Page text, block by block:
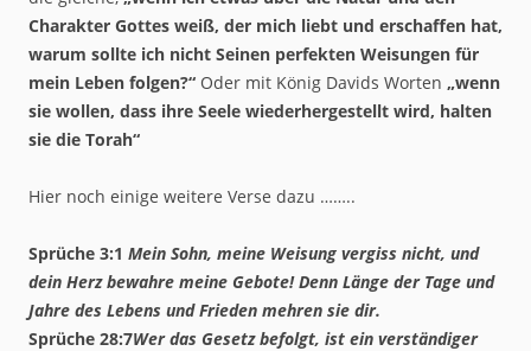
Charakter Gottes weiß, der mich liebt und erschaffen hat,
warum sollte ich nicht Seinen perfekten Weisungen für
mein Leben folgen?“ Oder mit König Davids Worten „wenn
sie wollen, dass ihre Seele wiederhergestellt wird, halten
sie die Torah“
Hier noch einige weitere Verse dazu ……..
Sprüche 3:1 Mein Sohn, meine Weisung vergiss nicht, und
dein Herz bewahre meine Gebote! Denn Länge der Tage und
Jahre des Lebens und Frieden mehren sie dir.
Sprüche 28:7Wer das Gesetz befolgt, ist ein verständiger